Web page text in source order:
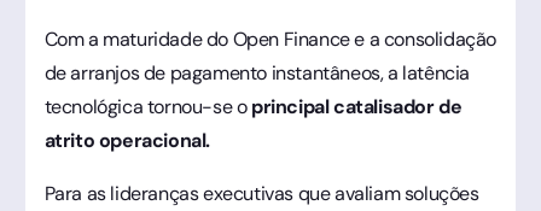
Com a maturidade do Open Finance e a consolidação
de arranjos de pagamento instantâneos, a latência
tecnológica tornou-se oprincipal catalisador de
atrito operacional.
Para as lideranças executivas que avaliam soluções